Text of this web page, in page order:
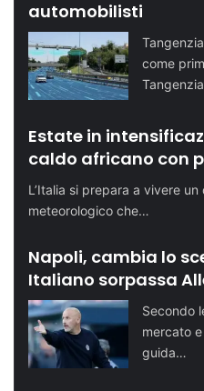
automobilisti
come
Estate in
caldo africano con
L’Italia si prepara a vivere
meteorologico che…
Napoli, cambia lo
Italiano sorpassa
Secondo
mercato
guida…